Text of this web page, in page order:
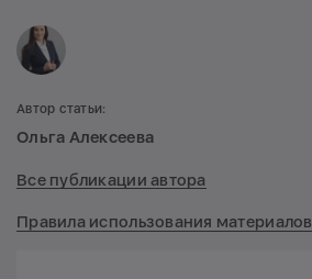
Автор статьи:
Ольга Алексеева
Все публикации автора
Правила использования материалов